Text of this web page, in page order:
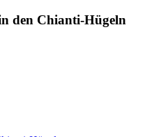
den Chianti-Hügeln